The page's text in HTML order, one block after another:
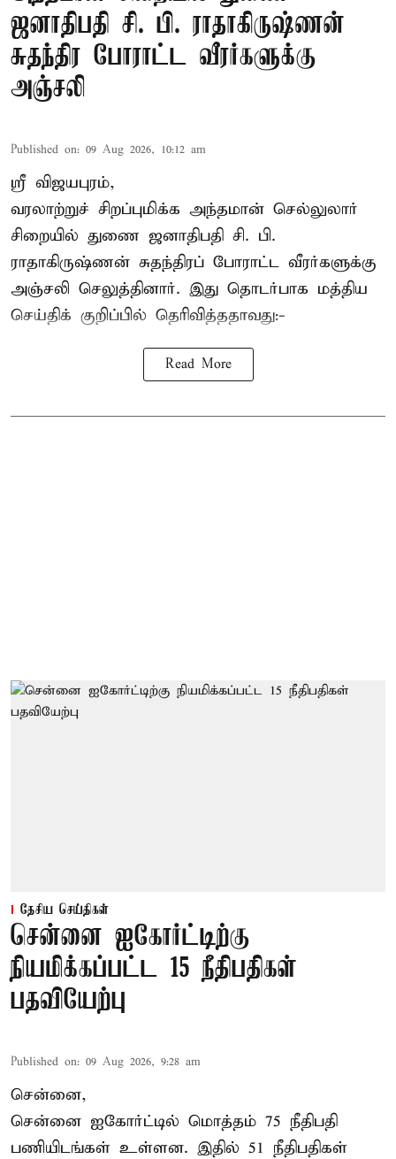
ஜனாதிபதி சி. பி. ராதாகிருஷ்ணன்
சுதந்திர போராட்ட வீரர்களுக்கு
அஞ்சலி
Published on: 09 Aug 2026, 10:12 am
ஸ்ரீ விஜயபுரம்,
வரலாற்றுச் சிறப்புமிக்க அந்தமான் செல்லுலார்
சிறையில் துணை ஜனாதிபதி சி. பி.
ராதாகிருஷ்ணன் சுதந்திரப் போராட்ட வீரர்களுக்கு
அஞ்சலி செலுத்தினார். இது தொடர்பாக மத்திய
செய்திக் குறிப்பில் தெரிவித்ததாவது:-
Read More
தேசிய செய்திகள்
சென்னை ஐகோர்ட்டிற்கு
நியமிக்கப்பட்ட 15 நீதிபதிகள்
பதவியேற்பு
Published on: 09 Aug 2026, 9:28 am
சென்னை,
சென்னை ஐகோர்ட்டில் மொத்தம் 75 நீதிபதி
பணியிடங்கள் உள்ளன. இதில் 51 நீதிபதிகள்